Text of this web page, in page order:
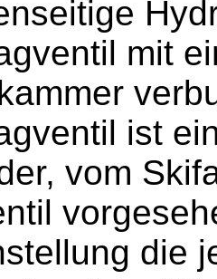
mit
ist
vom
die